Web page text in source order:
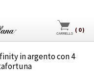
( 0)
in argento con 4